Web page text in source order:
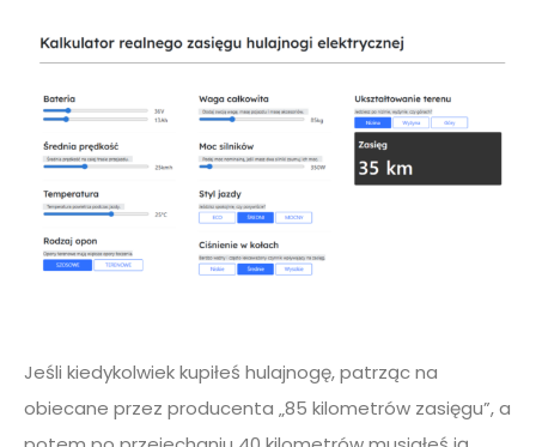
Jeśli kiedykolwiek kupiłeś hulajnogę, patrząc na
obiecane przez producenta „85 kilometrów zasięgu”, a